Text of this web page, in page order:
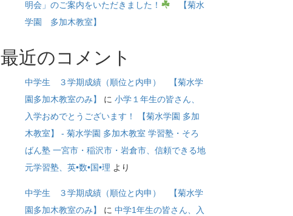
明会」のご案内をいただきました！
【菊水
学園 多加木教室】
最近のコメント
中学生 ３学期成績（順位と内申） 【菊水学
園多加木教室のみ】
に 小学１年生の皆さん、
入学おめでとうございます！ 【菊水学園 多加
木教室】 - 菊水学園 多加木教室 学習塾・そろ
ばん塾 一宮市・稲沢市・岩倉市、信頼できる地
元学習塾、英•数•国•理 より
中学生 ３学期成績（順位と内申） 【菊水学
園多加木教室のみ】
に 中学1年生の皆さん、入